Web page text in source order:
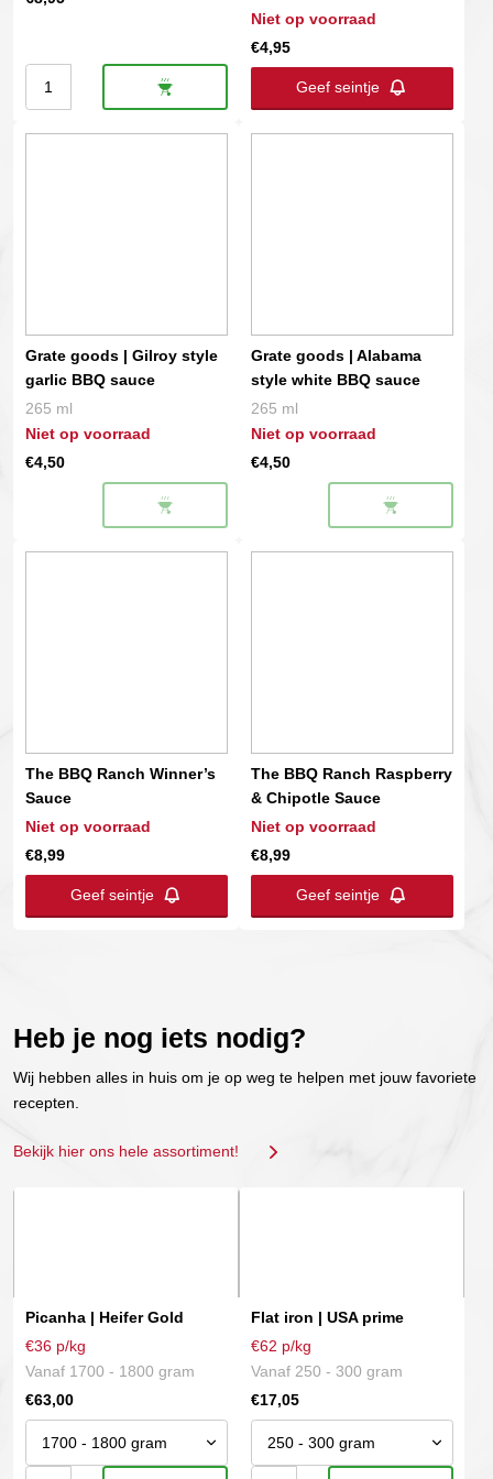
Turnpike
Japanese
Niet op voorraad
€4,95
Geef seintje
Grate goods | Gilroy style
garlic BBQ sauce
265 ml
Niet op voorraad
€4,50
Grate goods | Alabama
style white BBQ sauce
265 ml
Niet op voorraad
€4,50
The BBQ Ranch Winner’s
Sauce
Niet op voorraad
€8,99
Geef seintje
The BBQ Ranch Raspberry
& Chipotle Sauce
Niet op voorraad
€8,99
Geef seintje
Heb je nog iets nodig?
Wij hebben alles in huis om je op weg te helpen met jouw favoriete
recepten.
Bekijk hier ons hele assortiment!
Picanha | Heifer Gold
€36 p/kg
Vanaf 1700 - 1800 gram
€63,00
variaties.
Deze
optie
gekozen
worden
op
Flat iron | USA prime
€62 p/kg
Vanaf 250 - 300 gram
€17,05
variaties.
Deze
optie
gekozen
worden
op